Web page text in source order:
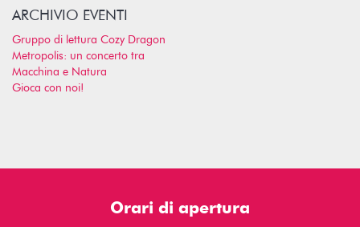
ARCHIVIO EVENTI
Gruppo di lettura Cozy Dragon
Metropolis: un concerto tra
Macchina e Natura
Gioca con noi!
Orari di apertura